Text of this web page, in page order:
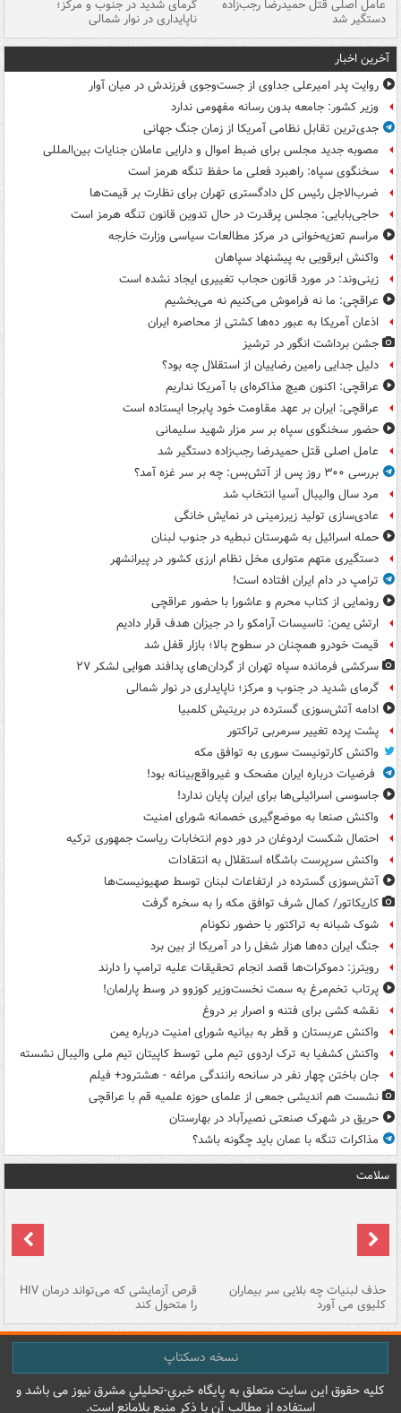
عامل اصلی قتل حمیدرضا رجب‌زاده
دستگیر شد
گرمای شدید در جنوب و مرکز؛
ناپایداری در نوار شمالی
آخرین اخبار
روایت پدر امیرعلی جداوی از جست‌وجوی فرزندش در میان آوار
وزیر کشور: جامعه بدون رسانه مفهومی ندارد
جدی‌ترین تقابل نظامی آمریکا از زمان جنگ جهانی
مصوبه جدید مجلس برای ضبط اموال و دارایی عاملان جنایات بین‌المللی
سخنگوی سپاه: راهبرد فعلی ما حفظ تنگه هرمز است
ضرب‌الاجل رئیس کل دادگستری تهران برای نظارت بر قیمت‌ها
حاجی‌بابایی: مجلس پرقدرت در حال تدوین قانون تنگه هرمز است
مراسم تعزیه‌خوانی در مرکز مطالعات سیاسی وزارت خارجه
واکنش ابرقویی به پیشنهاد سپاهان
زینی‌وند: در مورد قانون حجاب تغییری ایجاد نشده است
عراقچی: ما نه فراموش می‌کنیم نه می‌بخشیم
اذعان آمریکا به عبور ده‌ها کشتی از محاصره ایران
جشن برداشت انگور در ترشیز
دلیل جدایی رامین رضاییان از استقلال چه بود؟
عراقچی: اکنون هیچ مذاکره‌ای با آمریکا نداریم
عراقچی: ایران بر عهد مقاومت خود پابرجا ایستاده است
حضور سخنگوی سپاه بر سر مزار شهید سلیمانی
عامل اصلی قتل حمیدرضا رجب‌زاده دستگیر شد
بررسی ۳۰۰ روز پس از آتش‌بس: چه بر سر غزه آمد؟
مرد سال والیبال آسیا انتخاب شد
عادی‌سازی تولید زیرزمینی در نمایش خانگی
حمله اسرائیل به شهرستان نبطیه در جنوب لبنان
دستگیری متهم متواری مخل نظام ارزی کشور در پیرانشهر
ترامپ در دام ایران افتاده است!
رونمایی از کتاب محرم و عاشورا با حضور عراقچی
ارتش یمن: تاسیسات آرامکو را در جیزان هدف قرار دادیم
قیمت خودرو همچنان در سطوح بالا؛ بازار قفل شد
سرکشی فرمانده سپاه تهران از گردان‌های پدافند هوایی لشکر ۲۷
گرمای شدید در جنوب و مرکز؛ ناپایداری در نوار شمالی
ادامه آتش‌سوزی گسترده در بریتیش کلمبیا
پشت پرده تغییر سرمربی تراکتور
واکنش کارتونیست سوری به توافق مکه
فرضیات درباره ایران مضحک و غیرواقع‌بینانه بود!
جاسوسی اسرائیلی‌ها برای ایران پایان ندارد!
واکنش صنعا به موضع‌گیری خصمانه شورای امنیت
احتمال شکست اردوغان در دور دوم انتخابات ریاست جمهوری ترکیه
واکنش سرپرست باشگاه استقلال به انتقادات
آتش‌سوزی گسترده در ارتفاعات لبنان توسط صهیونیست‌ها
کاریکاتور/ کمال شرف توافق مکه را به سخره گرفت
شوک شبانه به تراکتور با حضور نکونام
جنگ ایران ده‌ها هزار شغل را در آمریکا از بین برد
رویترز: دموکرات‌ها قصد انجام تحقیقات علیه ترامپ را دارند
پرتاب تخم‌مرغ به سمت نخست‌وزیر کوزوو در وسط پارلمان!
نقشه کشی برای فتنه و اصرار بر دروغ
واکنش عربستان و قطر به بیانیه شورای امنیت درباره یمن
واکنش کشفیا به ترک اردوی تیم ملی توسط کاپیتان تیم ملی والیبال نشسته
جان باختن چهار نفر در سانحه رانندگی مراغه - هشترود+ فیلم
نشست هم اندیشی جمعی از علمای حوزه علمیه قم با عراقچی
حریق در شهرک صنعتی نصیرآباد در بهارستان
مذاکرات تنگه با عمان باید چگونه باشد؟
سلامت
حذف لبنیات چه بلایی سر بیماران
کلیوی می آورد
قرص آزمایشی که می‌تواند درمان HIV
را متحول کند
نسخه دسکتاپ
کليه حقوق اين سايت متعلق به پایگاه خبري-تحليلي مشرق نيوز می باشد و
استفاده از مطالب آن با ذکر منبع بلامانع است.